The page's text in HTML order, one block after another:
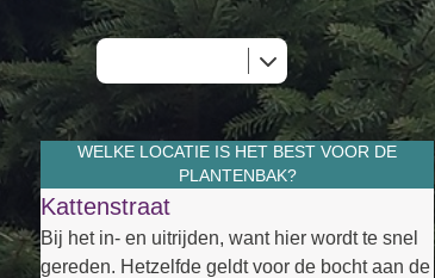
WELKE LOCATIE IS HET BEST VOOR DE
PLANTENBAK?
Kattenstraat
Bij het in- en uitrijden, want hier wordt te snel
gereden. Hetzelfde geldt voor de bocht aan de